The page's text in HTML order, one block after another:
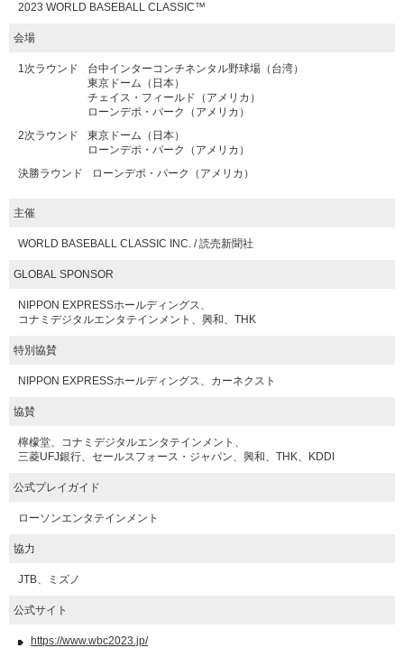
2023 WORLD BASEBALL CLASSIC™
会場
1次ラウンド
台中インターコンチネンタル野球場（台湾）
東京ドーム（日本）
チェイス・フィールド（アメリカ）
ローンデポ・パーク（アメリカ）
2次ラウンド
東京ドーム（日本）
ローンデポ・パーク（アメリカ）
決勝ラウンド
ローンデポ・パーク（アメリカ）
主催
WORLD BASEBALL CLASSIC INC. / 読売新聞社
GLOBAL SPONSOR
NIPPON EXPRESSホールディングス、
コナミデジタルエンタテインメント、興和、THK
特別協賛
NIPPON EXPRESSホールディングス、カーネクスト
協賛
檸檬堂、コナミデジタルエンタテインメント、
三菱UFJ銀行、セールスフォース・ジャパン、興和、THK、KDDI
公式プレイガイド
ローソンエンタテインメント
協力
JTB、ミズノ
公式サイト
https://www.wbc2023.jp/